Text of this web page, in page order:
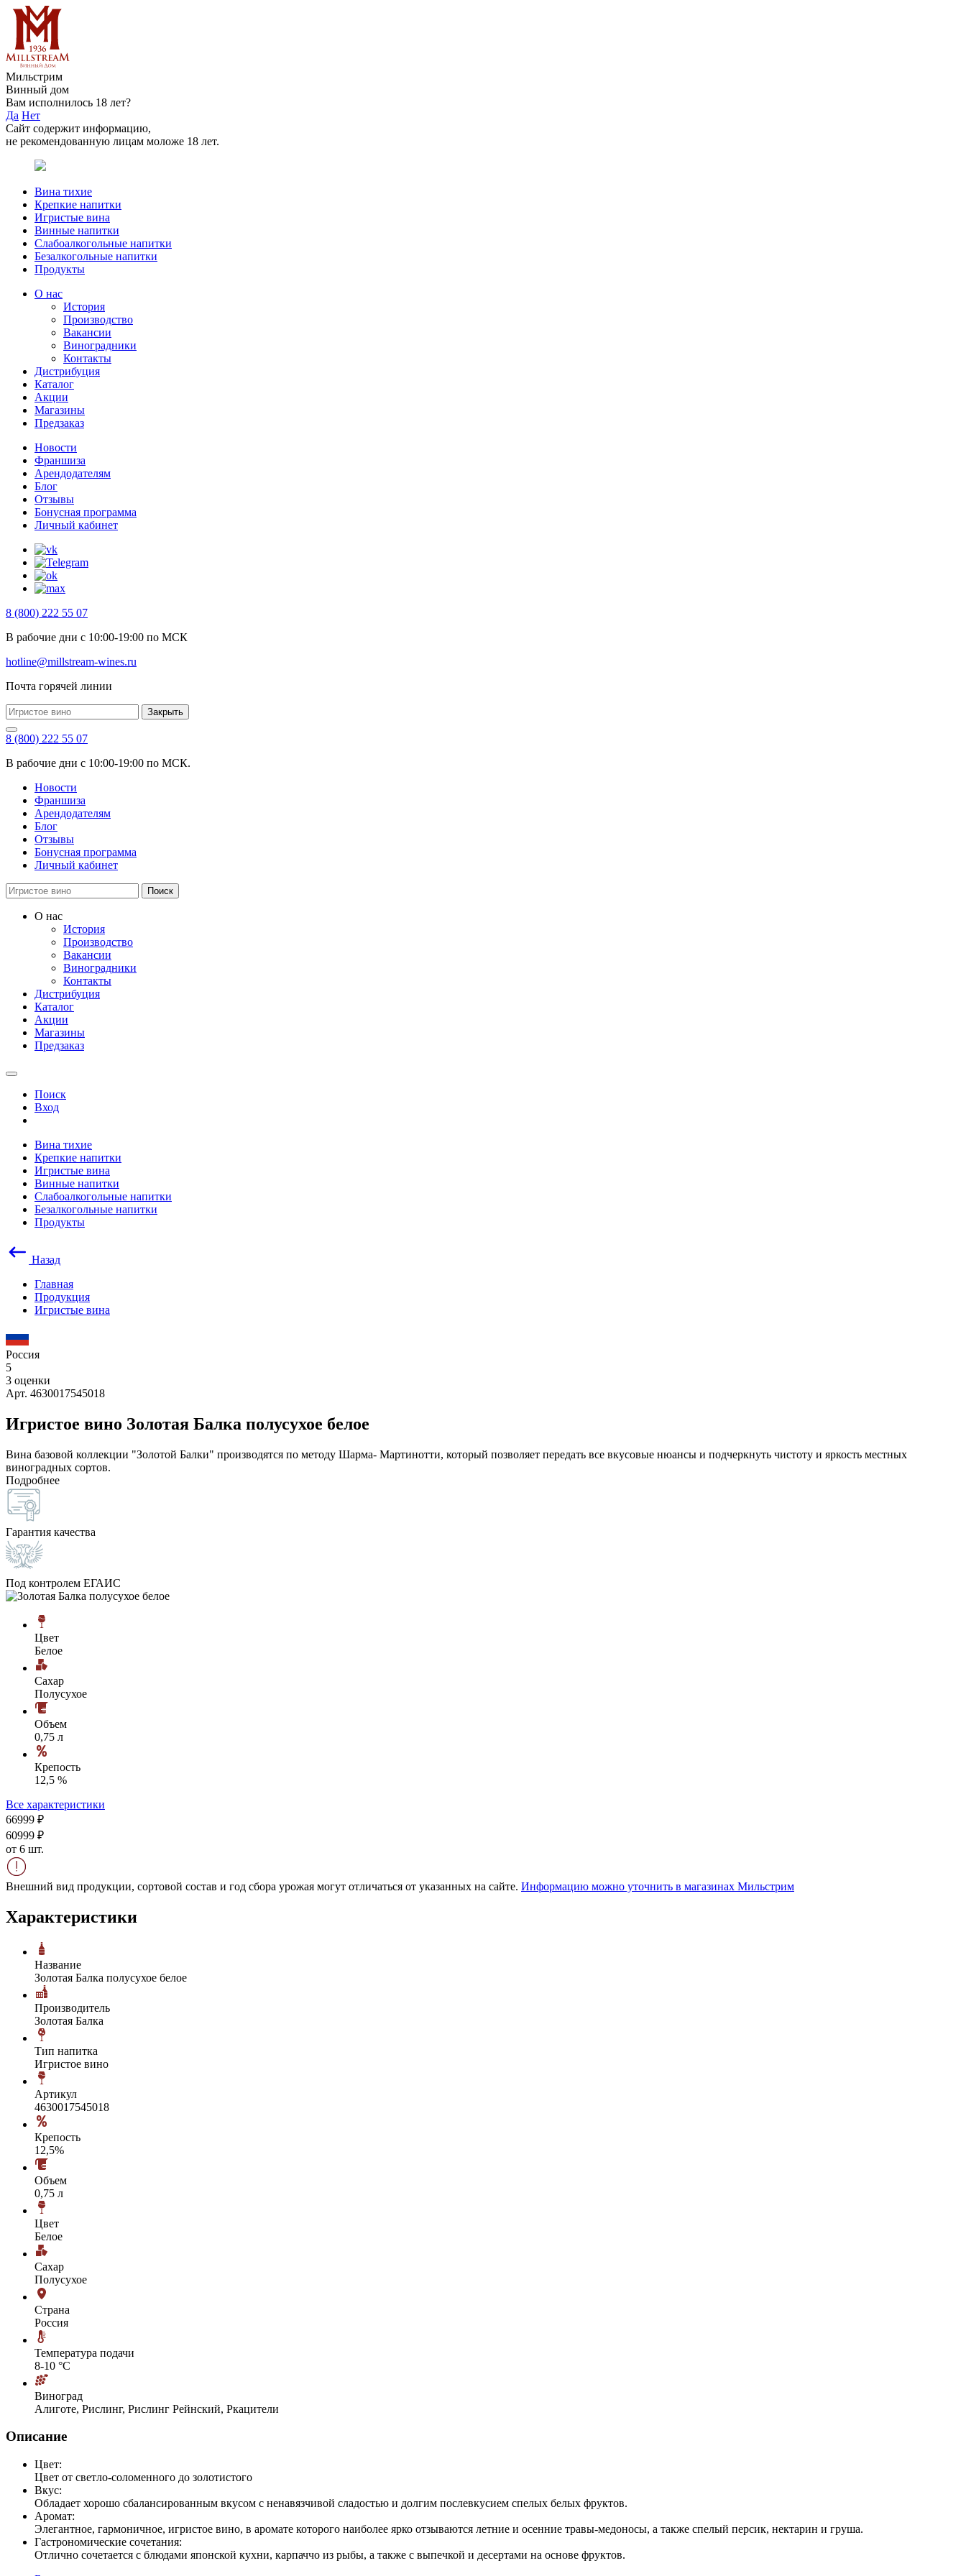
Мильстрим
Винный дом
Вам исполнилось 18 лет?
Да Нет
Сайт содержит информацию,
не рекомендованную лицам моложе 18 лет.
Вина тихие
Крепкие напитки
Игристые вина
Винные напитки
Слабоалкогольные напитки
Безалкогольные напитки
Продукты
О нас
История
Производство
Вакансии
Виноградники
Контакты
Дистрибуция
Каталог
Акции
Магазины
Предзаказ
Новости
Франшиза
Арендодателям
Блог
Отзывы
Бонусная программа
Личный кабинет
8 (800) 222 55 07
В рабочие дни с 10:00-19:00 по МСК
hotline@millstream-wines.ru
Почта горячей линии
Закрыть
8 (800) 222 55 07
В рабочие дни с 10:00-19:00 по МСК.
Новости
Франшиза
Арендодателям
Блог
Отзывы
Бонусная программа
Личный кабинет
Поиск
О нас
История
Производство
Вакансии
Виноградники
Контакты
Дистрибуция
Каталог
Акции
Магазины
Предзаказ
Поиск
Вход
Вина тихие
Крепкие напитки
Игристые вина
Винные напитки
Слабоалкогольные напитки
Безалкогольные напитки
Продукты
Назад
Главная
Продукция
Игристые вина
Россия
5
3 оценки
Арт. 4630017545018
Игристое вино Золотая Балка полусухое белое
Вина базовой коллекции "Золотой Балки" производятся по методу Шарма- Мартинотти, который позволяет передать все вкусовые нюансы и подчеркнуть чистоту и яркость местных
виноградных сортов.
Подробнее
Гарантия качества
Под контролем ЕГАИС
Цвет
Белое
Сахар
Полусухое
Объем
0,75 л
Крепость
12,5 %
Все характеристики
66999 ₽
60999 ₽
от 6 шт.
Внешний вид продукции, сортовой состав и год сбора урожая могут отличаться от указанных на сайте. Информацию можно уточнить в магазинах Мильстрим
Характеристики
Название
Золотая Балка полусухое белое
Производитель
Золотая Балка
Тип напитка
Игристое вино
Артикул
4630017545018
Крепость
12,5%
Объем
0,75 л
Цвет
Белое
Сахар
Полусухое
Страна
Россия
Температура подачи
8-10 °С
Виноград
Алиготе, Рислинг, Рислинг Рейнский, Ркацители
Описание
Цвет:
Цвет от светло-соломенного до золотистого
Вкус:
Обладает хорошо сбалансированным вкусом с ненавязчивой сладостью и долгим послевкусием спелых белых фруктов.
Аромат:
Элегантное, гармоничное, игристое вино, в аромате которого наиболее ярко отзываются летние и осенние травы-медоносы, а также спелый персик, нектарин и груша.
Гастрономические сочетания:
Отлично сочетается с блюдами японской кухни, карпаччо из рыбы, а также с выпечкой и десертами на основе фруктов.